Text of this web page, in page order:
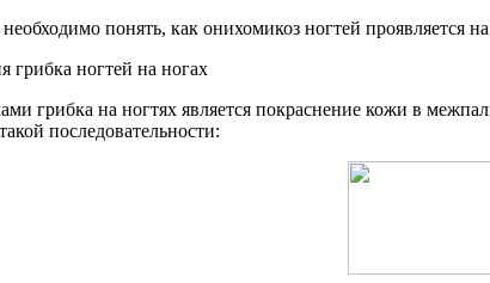
понять, как онихомикоз ногтей проявляется
грибка на ногтях является покраснение кожи в
последовательности: